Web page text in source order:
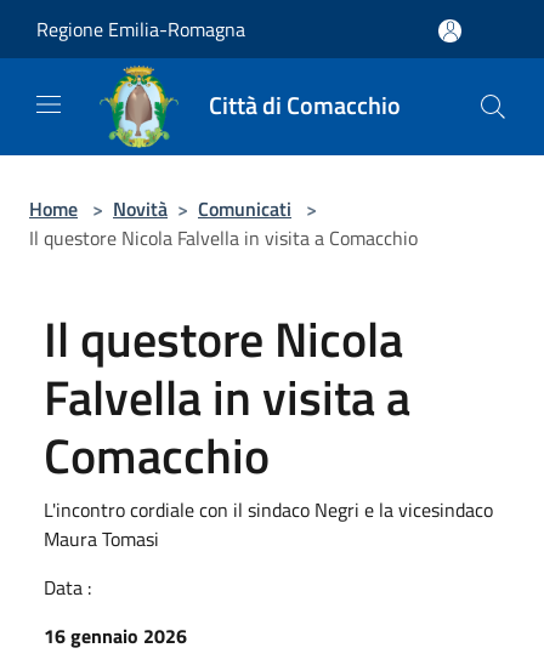
Regione Emilia-Romagna
Città di Comacchio
Home > Novità > Comunicati >
Il questore Nicola Falvella in visita a Comacchio
Il questore Nicola
Falvella in visita a
Comacchio
L'incontro cordiale con il sindaco Negri e la vicesindaco
Maura Tomasi
Data :
16 gennaio 2026